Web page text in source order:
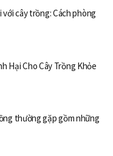
với cây trồng: Cách phòng
Hại Cho Cây Trồng Khỏe
thường gặp gồm những